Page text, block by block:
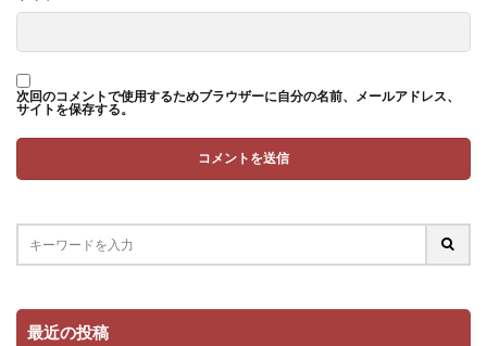
次回のコメントで使用するためブラウザーに自分の名前、メールアドレス、
サイトを保存する。
最近の投稿